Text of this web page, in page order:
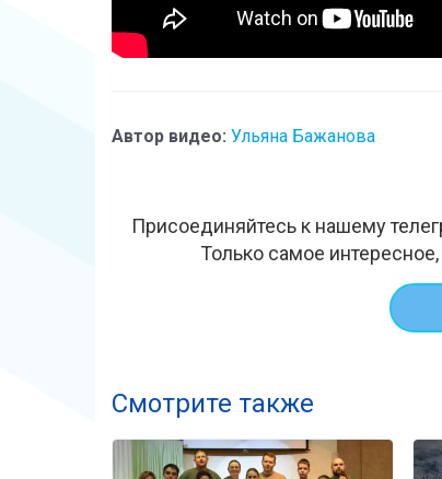
Автор видео: Ульяна Бажанова
Присоединяйтесь к нашему
Только самое
Смотрите также